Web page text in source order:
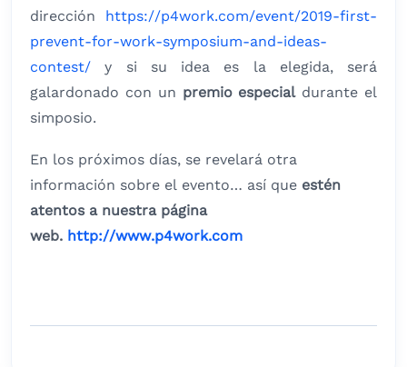
dirección https://p4work.com/event/2019-first-
prevent-for-work-symposium-and-ideas-
contest/ y si su idea es la elegida, será
galardonado con un premio especialdurante el
simposio.
En los próximos días, se revelará otra
información sobre el evento… así que estén
atentos a nuestra página
web. http://www.p4work.com